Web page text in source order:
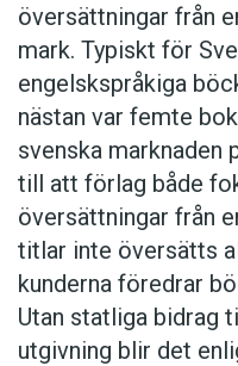
översättningar från
mark. Typiskt för
engelskspråkiga
nästan var femte
svenska marknaden
till att förlag både
översättningar från
titlar inte översätts
kunderna föredrar
Utan statliga bidrag
utgivning blir det